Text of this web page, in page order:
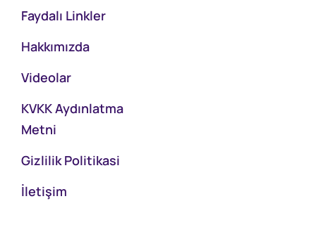
Faydalı Linkler
Hakkımızda
Videolar
KVKK Aydınlatma
Metni
Gizlilik Politikasi
İletişim